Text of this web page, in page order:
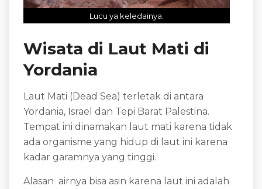
Lucu ya keledainya.
Wisata di Laut Mati di
Yordania
Laut Mati (Dead Sea) terletak di antara
Yordania, Israel dan Tepi Barat Palestina.
Tempat ini dinamakan laut mati karena tidak
ada organisme yang hidup di laut ini karena
kadar garamnya yang tinggi.
Alasan airnya bisa asin karena laut ini adalah